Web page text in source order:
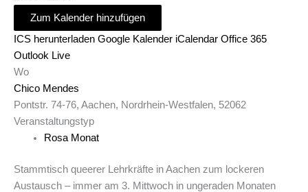
Zum Kalender hinzufügen
ICS herunterladen Google Kalender iCalendar Office 365
Outlook Live
Wo
Chico Mendes
Pontstr. 74-76, Aachen, Nordrhein-Westfalen, 52062
Veranstaltungstyp
Rosa Monat
Stammtisch queerer Lehrkräfte in Aachen zum lockeren
Austausch – immer am 3. Mittwoch in ungeraden Monaten